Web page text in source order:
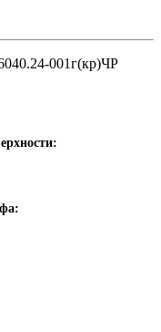
001г(кр)ЧР